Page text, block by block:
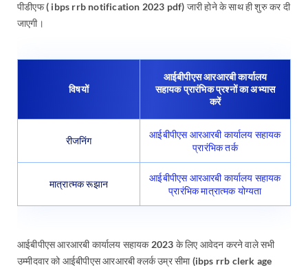
पीडीएफ ( ibps rrb notification 2023 pdf) जारी होने के साथ ही शुरु कर दी
जाएगी।
विषयों
आईबीपीएस आरआरबी कार्यालय
सहायक प्रारंभिक प्रश्नों का अभ्यास
करें
रीजनिंग
आईबीपीएस आरआरबी कार्यालय सहायक
प्रारंभिक तर्क
मात्रात्मक रूझान
आईबीपीएस आरआरबी कार्यालय सहायक
प्रारंभिक मात्रात्मक योग्यता
आईबीपीएस आरआरबी कार्यालय सहायक 2023 के लिए आवेदन करने वाले सभी
उम्मीदवार को आईबीपीएस आरआरबी क्लर्क उम्र सीमा (ibps rrb clerk age